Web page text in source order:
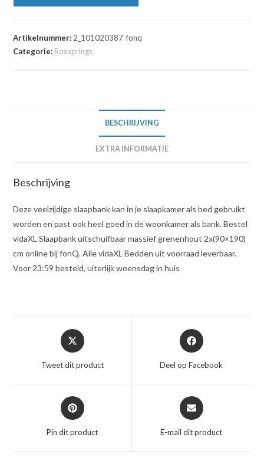
Artikelnummer: 2_101020387-fonq
Categorie: Boxsprings
BESCHRIJVING
EXTRA INFORMATIE
Beschrijving
Deze veelzijdige slaapbank kan in je slaapkamer als bed gebruikt
worden en past ook heel goed in de woonkamer als bank. Bestel
vidaXL Slaapbank uitschuifbaar massief grenenhout 2x(90×190)
cm online bij fonQ. Alle vidaXL Bedden uit voorraad leverbaar.
Voor 23:59 besteld, uiterlijk woensdag in huis
Opent
in
nieuw
Tweet dit product
Opent
in
nieuw
Deel op Facebook
Opent
in
nieuw
Pin dit product
Opent
in
nieuw
E-mail dit product